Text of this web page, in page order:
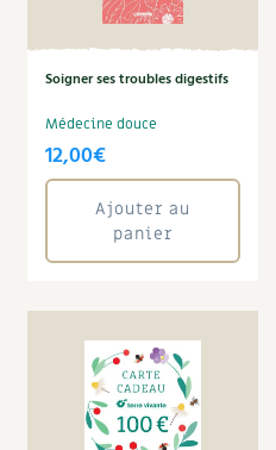
Soigner ses troubles digestifs
Médecine douce
12,00€
Ajouter au
panier